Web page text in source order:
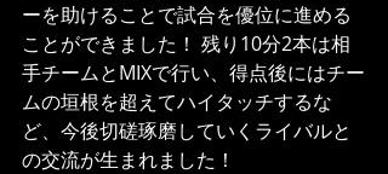
ーを助けることで試合を優位に進める
ことができました！ 残り10分2本は相
手チームとMIXで行い、得点後にはチー
ムの垣根を超えてハイタッチするな
ど、今後切磋琢磨していくライバルと
の交流が生まれました！